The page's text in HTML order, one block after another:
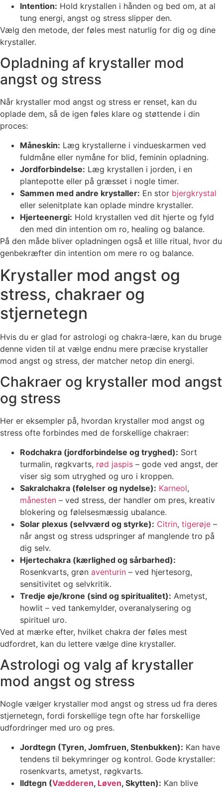
Intention: Hold krystallen i hånden og bed om, at al
tung energi, angst og stress slipper den.
Vælg den metode, der føles mest naturlig for dig og dine
krystaller.
Opladning af krystaller mod
angst og stress
Når krystaller mod angst og stress er renset, kan du
oplade dem, så de igen føles klare og støttende i din
proces:
Måneskin: Læg krystallerne i vindueskarmen ved
fuldmåne eller nymåne for blid, feminin opladning.
Jordforbindelse: Læg krystallen i jorden, i en
plantepotte eller på græsset i nogle timer.
Sammen med andre krystaller: En stor bjergkrystal
eller selenitplate kan oplade mindre krystaller.
Hjerteenergi: Hold krystallen ved dit hjerte og fyld
den med din intention om ro, healing og balance.
På den måde bliver opladningen også et lille ritual, hvor du
genbekræfter din intention om mere ro og balance.
Krystaller mod angst og
stress, chakraer og
stjernetegn
Hvis du er glad for astrologi og chakra-lære, kan du bruge
denne viden til at vælge endnu mere præcise krystaller
mod angst og stress, der matcher netop din energi.
Chakraer og krystaller mod angst
og stress
Her er eksempler på, hvordan krystaller mod angst og
stress ofte forbindes med de forskellige chakraer:
Rodchakra (jordforbindelse og tryghed): Sort
turmalin, røgkvarts, rød jaspis – gode ved angst, der
viser sig som utryghed og uro i kroppen.
Sakralchakra (følelser og nydelse): Karneol,
månesten – ved stress, der handler om pres, kreativ
blokering og følelsesmæssig ubalance.
Solar plexus (selvværd og styrke): Citrin, tigerøje –
når angst og stress udspringer af manglende tro på
dig selv.
Hjertechakra (kærlighed og sårbarhed):
Rosenkvarts, grøn aventurin – ved hjertesorg,
sensitivitet og selvkritik.
Tredje øje/krone (sind og spiritualitet): Ametyst,
howlit – ved tankemylder, overanalysering og
spirituel uro.
Ved at mærke efter, hvilket chakra der føles mest
udfordret, kan du lettere vælge dine krystaller.
Astrologi og valg af krystaller
mod angst og stress
Nogle vælger krystaller mod angst og stress ud fra deres
stjernetegn, fordi forskellige tegn ofte har forskellige
udfordringer med uro og pres.
Jordtegn (Tyren, Jomfruen, Stenbukken): Kan have
tendens til bekymringer og kontrol. Gode krystaller:
rosenkvarts, ametyst, røgkvarts.
Ildtegn (Vædderen, Løven, Skytten): Kan blive